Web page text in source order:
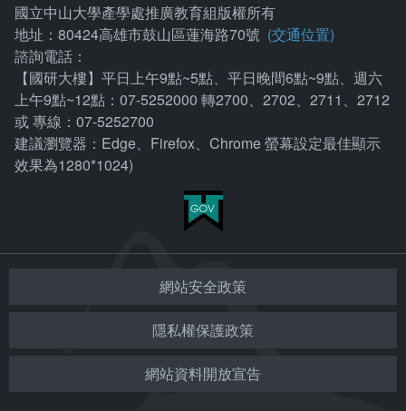
國立中山大學產學處推廣教育組版權所有
地址：80424高雄市鼓山區蓮海路70號 (交通位置)
諮詢電話：
【國研大樓】平日上午9點~5點、平日晚間6點~9點、週六
上午9點~12點：07-5252000 轉2700、2702、2711、2712
或 專線：07-5252700
建議瀏覽器：Edge、Firefox、Chrome 螢幕設定最佳顯示
效果為1280*1024)
網站安全政策
隱私權保護政策
網站資料開放宣告